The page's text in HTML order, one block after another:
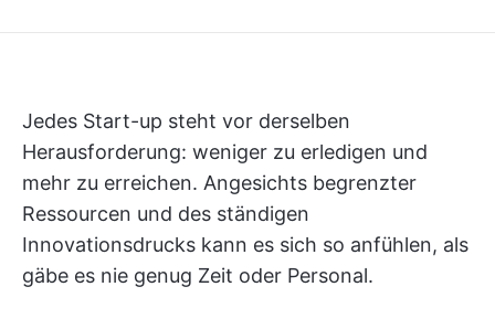
Jedes Start-up steht vor derselben
Herausforderung: weniger zu erledigen und
mehr zu erreichen. Angesichts begrenzter
Ressourcen und des ständigen
Innovationsdrucks kann es sich so anfühlen, als
gäbe es nie genug Zeit oder Personal.